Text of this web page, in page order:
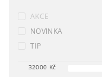
AKCE
NOVINKA
TIP
32000 Kč